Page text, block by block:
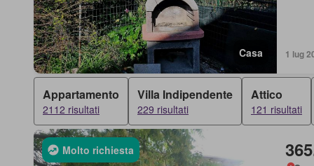
Casa 1 lug
Appartamento
2112 risultati
Villa Indipendente
229 risultati
Attico
121 risultati
Molto richiesta